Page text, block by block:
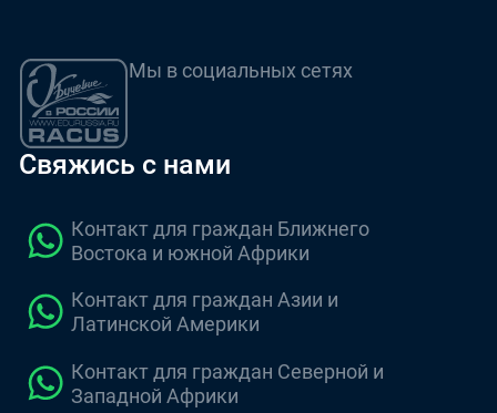
Мы в социальных сетях
Свяжись с нами
Контакт для граждан Ближнего
Востока и южной Африки
Контакт для граждан Азии и
Латинской Америки
Контакт для граждан Северной и
Западной Африки